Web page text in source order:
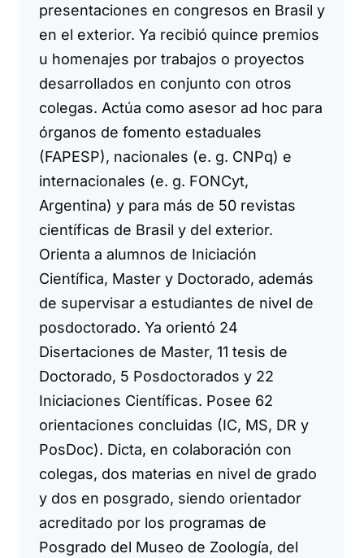
presentaciones en congresos en Brasil y
en el exterior. Ya recibió quince premios
u homenajes por trabajos o proyectos
desarrollados en conjunto con otros
colegas. Actúa como asesor ad hoc para
órganos de fomento estaduales
(FAPESP), nacionales (e. g. CNPq) e
internacionales (e. g. FONCyt,
Argentina) y para más de 50 revistas
científicas de Brasil y del exterior.
Orienta a alumnos de Iniciación
Científica, Master y Doctorado, además
de supervisar a estudiantes de nivel de
posdoctorado. Ya orientó 24
Disertaciones de Master, 11 tesis de
Doctorado, 5 Posdoctorados y 22
Iniciaciones Científicas. Posee 62
orientaciones concluidas (IC, MS, DR y
PosDoc). Dicta, en colaboración con
colegas, dos materias en nivel de grado
y dos en posgrado, siendo orientador
acreditado por los programas de
Posgrado del Museo de Zoología, del